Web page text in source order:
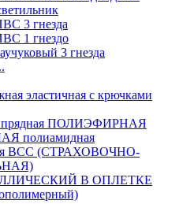
3 гнезда
1 гнездо
3 гнезда
эластичная с крючками
прядная ПОЛИЭФИРНАЯ
полиамидная
ВСС (СТРАХОВОЧНО-
В ОПЛЕТКЕ